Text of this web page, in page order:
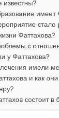
известны?
имеет
стало
Фаттахова?
с
у Фаттахова?
имели
и как
состоит в